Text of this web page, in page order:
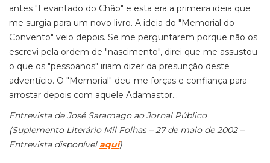
antes "Levantado do Chão" e esta era a primeira ideia que
me surgia para um novo livro. A ideia do "Memorial do
Convento" veio depois. Se me perguntarem porque não os
escrevi pela ordem de "nascimento", direi que me assustou
o que os "pessoanos" iriam dizer da presunção deste
adventício. O "Memorial" deu-me forças e confiança para
arrostar depois com aquele Adamastor...
Entrevista de José Saramago ao Jornal Público
(Suplemento Literário Mil Folhas – 27 de maio de 2002 –
Entrevista disponível aqui)